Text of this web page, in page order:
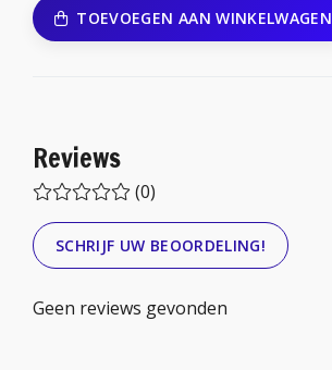
TOEVOEGEN AAN WINKELWAGEN
Reviews
(0)
SCHRIJF UW BEOORDELING!
Geen reviews gevonden